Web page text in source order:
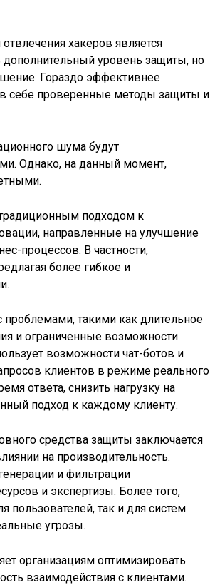
хакеров является
дополнительный уровень защиты, но
Гораздо эффективнее
себе проверенные методы защиты и
шума будут
Однако, на данный момент,
подходом к
направленные на улучшение
процессов. В частности,
более гибкое и
такими как длительное
и ограниченные возможности
возможности чат-ботов и
клиентов в режиме реального
ответа, снизить нагрузку на
подход к каждому клиенту.
средства защиты заключается
на производительность.
и фильтрации
и экспертизы. Более того,
пользователей, так и для систем
угрозы.
организациям оптимизировать
взаимодействия с клиентами.